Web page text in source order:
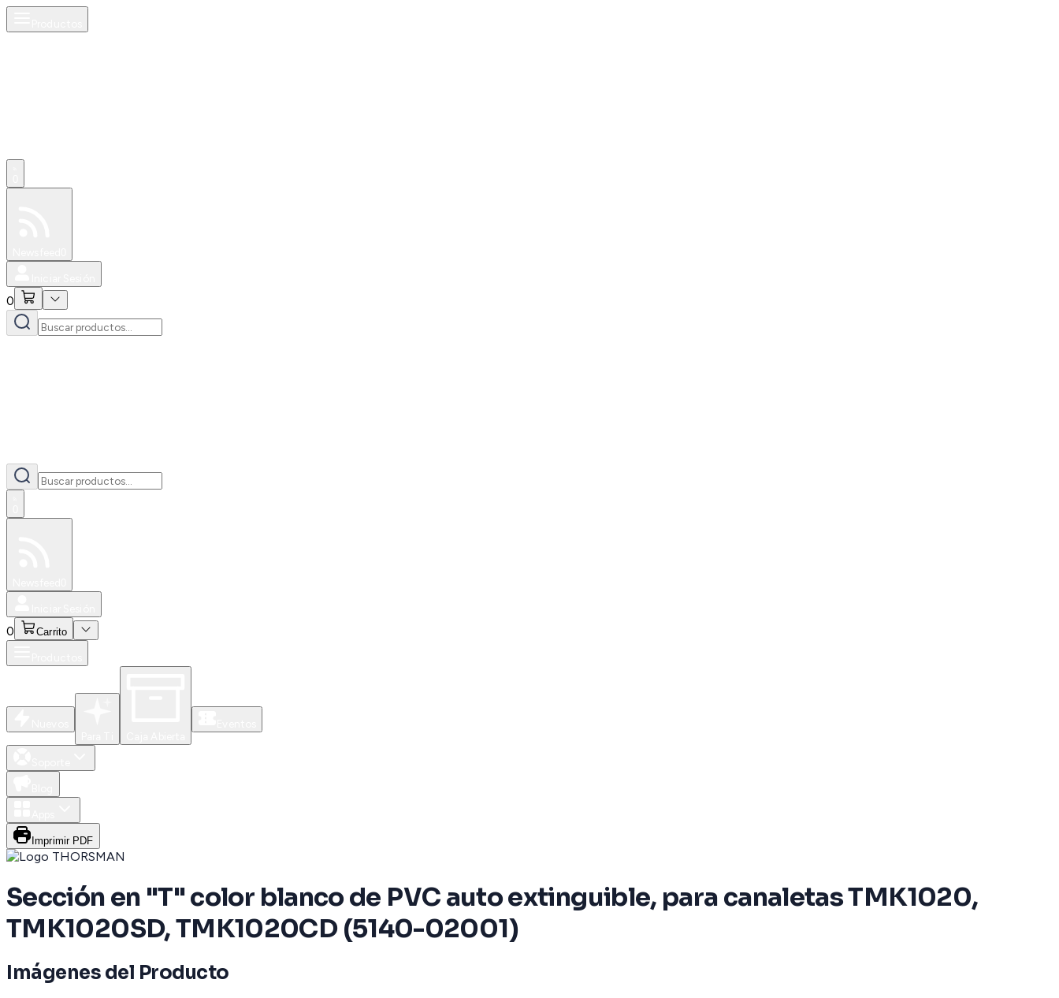
0
0 Carrito
Imprimir PDF
Sección en "T" color blanco de PVC auto extinguible, para canaletas TMK1020,
TMK1020SD, TMK1020CD (5140-02001)
Imágenes del Producto